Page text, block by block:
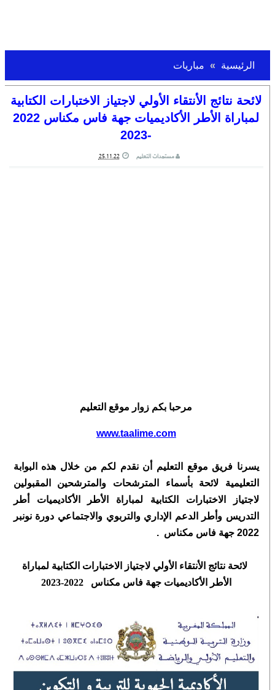
الرئيسية مباريات
لائحة نتائج الأنتقاء الأولي لاجتياز الاختبارات الكتابية
لمباراة الأطر الأكاديميات جهة فاس مكناس 2022​
-2023
مستجدات التعليم 25.11.22
مرحبا بكم زوار موقع التعليم
www.taalime.com
يسرنا فريق موقع التعليم أن نقدم لكم من خلال هذه البوابة
التعليمية لائحة بأسماء المترشحات والمترشحين المقبولين
لاجتياز الاختبارات الكتابية لمباراة الأطر الأكاديميات أطر
التدريس وأطر الدعم الإداري والتربوي والاجتماعي دورة نونبر
2022 جهة فاس مكناس .
لائحة نتائج الأنتقاء الأولي لاجتياز الاختبارات الكتابية لمباراة
الأطر الأكاديميات جهة فاس مكناس 2022​-2023